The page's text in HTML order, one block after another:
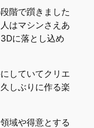
階で躓きました
はマシンさえあ
に落とし込め
していてクリエ
しぶりに作る楽
域や得意とする